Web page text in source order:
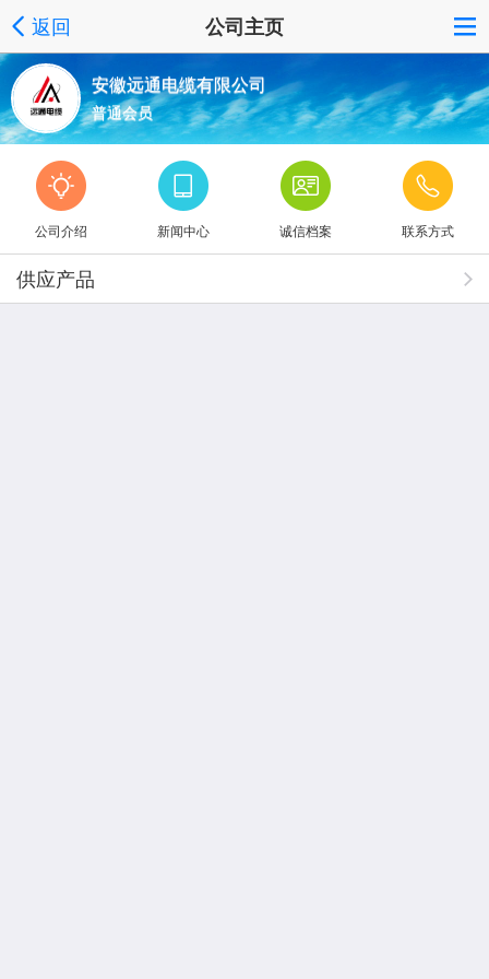
返回 公司主页
安徽远通电缆有限公司
普通会员
公司介绍 新闻中心 诚信档案 联系方式
供应产品